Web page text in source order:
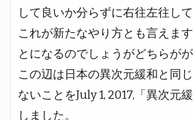
して良いか分らずに右往左往し
これが新たなやり方とも言えま
とになるのでしょうがどちらが
この辺は日本の異次元緩和と同
ないことをJuly 1, 2017,「異次
しました。